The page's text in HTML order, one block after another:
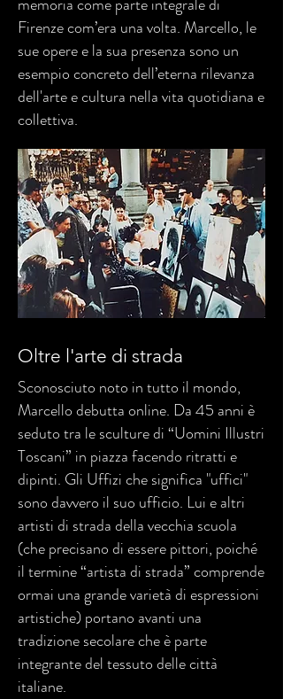
Firenze com’era una volta. Marcello, le
sue opere e la sua presenza sono un
esempio concreto dell’eterna rilevanza
dell'arte e cultura nella vita quotidiana e
collettiva.
Oltre l'arte di strada
Sconosciuto noto in tutto il mondo,
Marcello debutta online. Da 45 anni è
seduto tra le sculture di “Uomini Illustri
Toscani” in piazza facendo ritratti e
dipinti. Gli Uffizi che significa "uffici"
sono davvero il suo ufficio. Lui e altri
artisti di strada della vecchia scuola
(che precisano di essere pittori, poiché
il termine “artista di strada” comprende
ormai una grande varietà di espressioni
artistiche) portano avanti una
tradizione secolare che è parte
integrante del tessuto delle città
italiane.